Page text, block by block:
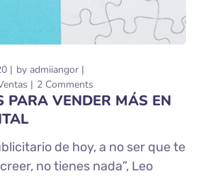
by admiiangor
2 Comments
PARA VENDER MÁS EN
de hoy, a no ser que te
no tienes nada”, Leo